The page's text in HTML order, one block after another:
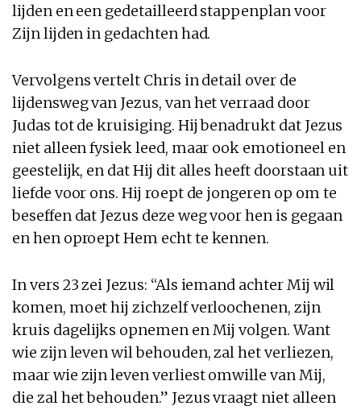
lijden en een gedetailleerd stappenplan voor
Zijn lijden in gedachten had.
Vervolgens vertelt Chris in detail over de
lijdensweg van Jezus, van het verraad door
Judas tot de kruisiging. Hij benadrukt dat Jezus
niet alleen fysiek leed, maar ook emotioneel en
geestelijk, en dat Hij dit alles heeft doorstaan uit
liefde voor ons. Hij roept de jongeren op om te
beseffen dat Jezus deze weg voor hen is gegaan
en hen oproept Hem echt te kennen.
In vers 23 zei Jezus: “Als iemand achter Mij wil
komen, moet hij zichzelf verloochenen, zijn
kruis dagelijks opnemen en Mij volgen. Want
wie zijn leven wil behouden, zal het verliezen,
maar wie zijn leven verliest omwille van Mij,
die zal het behouden.” Jezus vraagt niet alleen